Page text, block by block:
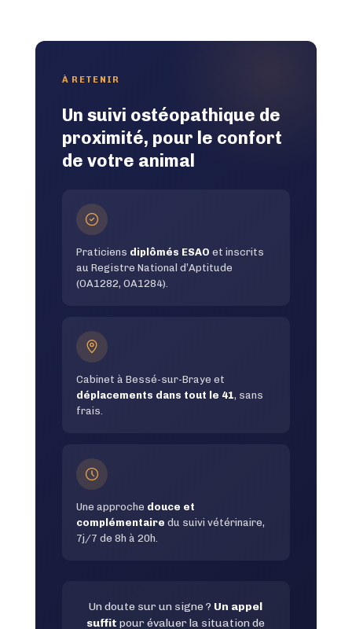
À RETENIR
Un suivi ostéopathique de
proximité, pour le confort
de votre animal
Praticiens diplômés ESAO et inscrits
au Registre National d’Aptitude
(OA1282, OA1284).
Cabinet à Bessé-sur-Braye et
déplacements dans tout le 41, sans
frais.
Une approche douce et
complémentaire du suivi vétérinaire,
7j/7 de 8h à 20h.
Un doute sur un signe ? Un appel
suffit pour évaluer la situation de